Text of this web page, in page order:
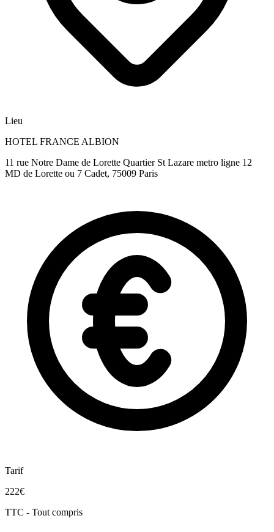
Lieu
HOTEL FRANCE ALBION
11 rue Notre Dame de Lorette Quartier St Lazare metro ligne 12
MD de Lorette ou 7 Cadet, 75009 Paris
Tarif
222€
TTC - Tout compris